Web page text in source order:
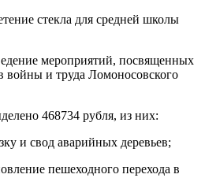
стекла для средней школы
мероприятий, посвященных
войны и труда Ломоносовского
468734 рубля, из них:
и свод аварийных деревьев;
пешеходного перехода в